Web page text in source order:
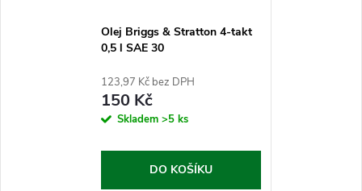
Olej Briggs & Stratton 4-takt
0,5 l SAE 30
123,97 Kč bez DPH
150 Kč
Skladem >5 ks
DO KOŠÍKU